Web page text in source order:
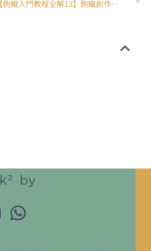
【鉤織入門教程全解13】鉤織創作靈感配色分享 — 春夏篇
by